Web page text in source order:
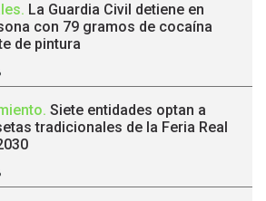
. La Guardia Civil detiene en
con 79 gramos de cocaína
de pintura
. Siete entidades optan a
tradicionales de la Feria Real